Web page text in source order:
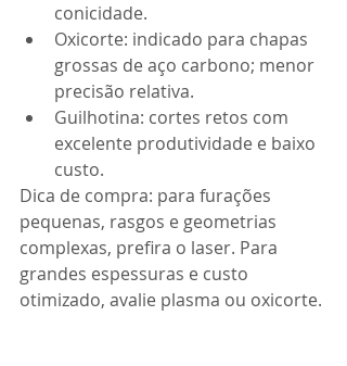
conicidade.
Oxicorte: indicado para chapas
grossas de aço carbono; menor
precisão relativa.
Guilhotina: cortes retos com
excelente produtividade e baixo
custo.
Dica de compra: para furações
pequenas, rasgos e geometrias
complexas, prefira o laser. Para
grandes espessuras e custo
otimizado, avalie plasma ou oxicorte.